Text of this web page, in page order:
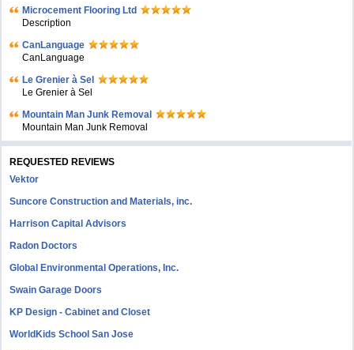
Microcement Flooring Ltd
Description
CanLanguage
CanLanguage
Le Grenier à Sel
Le Grenier à Sel
Mountain Man Junk Removal
Mountain Man Junk Removal
REQUESTED REVIEWS
Vektor
Suncore Construction and Materials, inc.
Harrison Capital Advisors
Radon Doctors
Global Environmental Operations, Inc.
Swain Garage Doors
KP Design - Cabinet and Closet
WorldKids School San Jose